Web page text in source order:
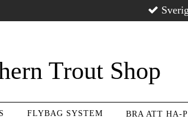
Trout Shop
FLYBAG SYSTEM BRA ATT HA-